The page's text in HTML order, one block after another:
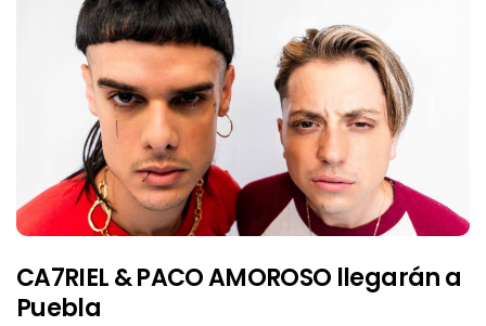
CA7RIEL & PACO AMOROSO llegarán a
Puebla